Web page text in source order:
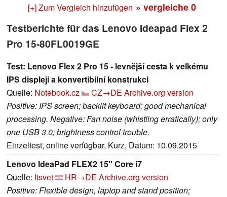
[+] Zum Vergleich hinzufügen » vergleiche 0
Testberichte für das Lenovo Ideapad Flex 2
Pro 15-80FL0019GE
Test: Lenovo Flex 2 Pro 15 - levnější cesta k velkému
IPS displeji a konvertibilní konstrukci
Quelle: Notebook.cz CZ→DE Archive.org version
Positive: IPS screen; backlit keyboard; good mechanical
processing. Negative: Fan noise (whistling erratically); only
one USB 3.0; brightness control trouble.
Einzeltest, online verfügbar, Kurz, Datum: 10.09.2015
Lenovo IdeaPad FLEX2 15'' Core i7
Quelle: Itsvet HR→DE Archive.org version
Positive: Flexible design, laptop and stand position;